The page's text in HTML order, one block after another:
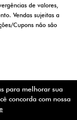
de valores,
Vendas sujeitas a
Cupons não são
para melhorar sua
concorda com nossa